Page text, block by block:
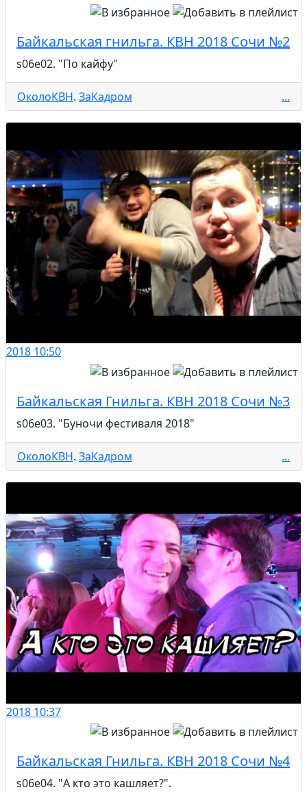
Байкальская гнильга. КВН 2018 Сочи №2
s06e02. "По кайфу"
ОколоКВН. ЗаКадром ...
2018 10:50
Байкальская Гнильга. КВН 2018 Сочи №3
s06e03. "Буночи фестиваля 2018"
ОколоКВН. ЗаКадром ...
2018 10:37
Байкальская Гнильга. КВН 2018 Сочи №4
s06e04. "А кто это кашляет?".